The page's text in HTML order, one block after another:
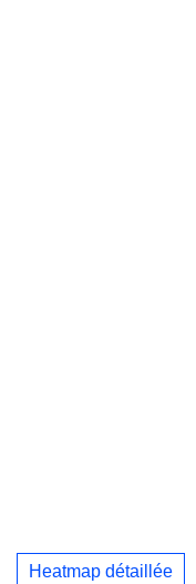
Heatmap détaillée